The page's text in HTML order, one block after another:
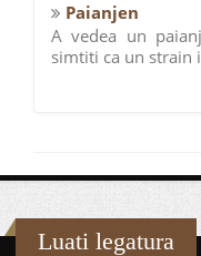
Paianjen
A vedea un
simtiti ca un strain
Luati legatura